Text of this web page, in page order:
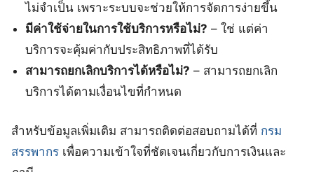
ไม่จำเป็น เพราะระบบจะช่วยให้การจัดการง่ายขึ้น
มีค่าใช้จ่ายในการใช้บริการหรือไม่? – ใช่ แต่ค่า
บริการจะคุ้มค่ากับประสิทธิภาพที่ได้รับ
สามารถยกเลิกบริการได้หรือไม่? – สามารถยกเลิก
บริการได้ตามเงื่อนไขที่กำหนด
สำหรับข้อมูลเพิ่มเติม สามารถติดต่อสอบถามได้ที่ กรม
สรรพากร เพื่อความเข้าใจที่ชัดเจนเกี่ยวกับการเงินและ